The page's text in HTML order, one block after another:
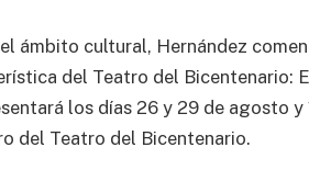
ámbito cultural, Hernández
del Teatro del Bicentenario:
los días 26 y 29 de agosto
del Teatro del Bicentenario.